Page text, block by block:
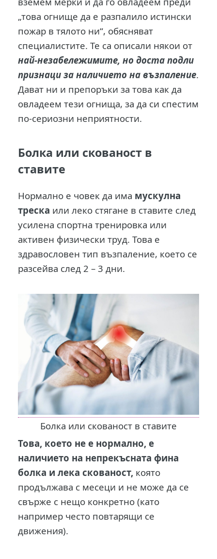
„това огнище да е разпалило истински
пожар в тялото ни“, обясняват
специалистите. Те са описали някои от
най-незабележимите, но доста подли
признаци за наличието на възпаление.
Дават ни и препоръки за това как да
овладеем тези огнища, за да си спестим
по-сериозни неприятности.
Болка или скованост в
ставите
Нормално е човек да има мускулна
треска или леко стягане в ставите след
усилена спортна тренировка или
активен физически труд. Това е
здравословен тип възпаление, което се
разсейва след 2 – 3 дни.
Болка или скованост в ставите
Това, което не е нормално, е
наличието на непрекъсната фина
болка и лека скованост, която
продължава с месеци и не може да се
свърже с нещо конкретно (като
например често повтарящи се
движения).